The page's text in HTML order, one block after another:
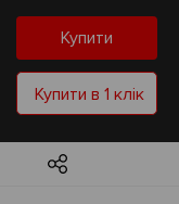
Купити
Купити в 1 клік